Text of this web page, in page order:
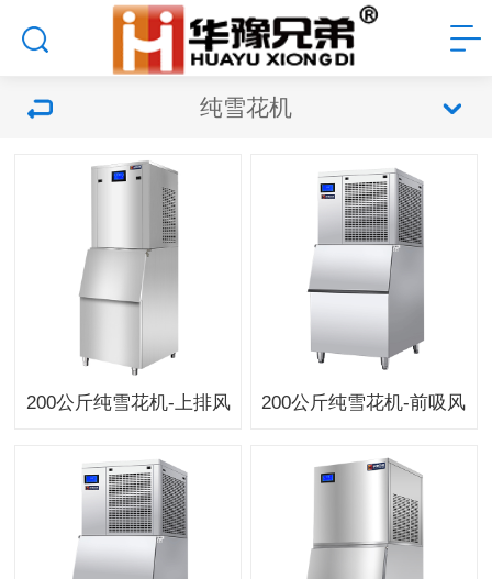
纯雪花机
200公斤纯雪花机-上排风 200公斤纯雪花机-前吸风